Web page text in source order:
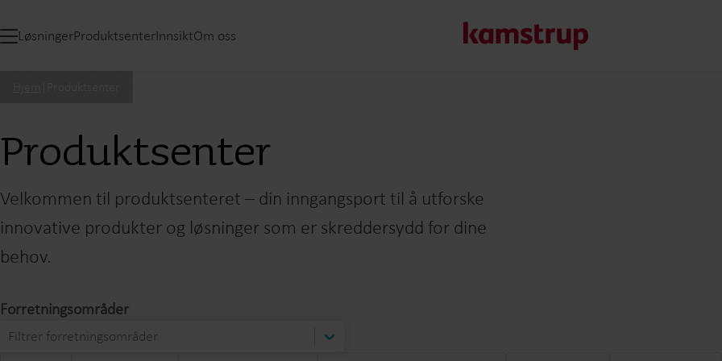
LøsningerProduktsenterInnsiktOm oss
redusere vannsløsing, øke vannforsyningen, optimalisere
elektrifisering.
Produktsenter
Velkommen til produktsenteret – din inngangsport til å utforske
innovative produkter og løsninger som er skreddersydd for dine
behov.
Forretningsområder
Filtrer forretningsområder